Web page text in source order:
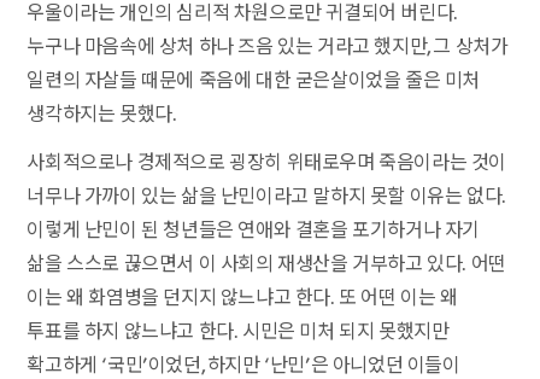
우울이라는 개인의 심리적 차원으로만 귀결되어 버린다.
누구나 마음속에 상처 하나 즈음 있는 거라고 했지만, 그 상처가
일련의 자살들 때문에 죽음에 대한 굳은살이었을 줄은 미처
생각하지는 못했다.
사회적으로나 경제적으로 굉장히 위태로우며 죽음이라는 것이
너무나 가까이 있는 삶을 난민이라고 말하지 못할 이유는 없다.
이렇게 난민이 된 청년들은 연애와 결혼을 포기하거나 자기
삶을 스스로 끊으면서 이 사회의 재생산을 거부하고 있다. 어떤
이는 왜 화염병을 던지지 않느냐고 한다. 또 어떤 이는 왜
투표를 하지 않느냐고 한다. 시민은 미처 되지 못했지만
확고하게 ‘국민’이었던, 하지만 ‘난민’은 아니었던 이들이